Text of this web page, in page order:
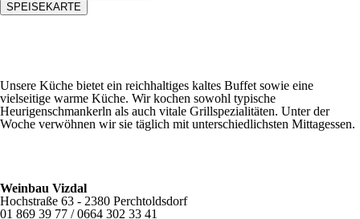
SPEISEKARTE
Unsere Küche bietet ein reichhaltiges kaltes Buffet sowie eine
vielseitige warme Küche. Wir kochen sowohl typische
Heurigenschmankerln als auch vitale Grillspezialitäten. Unter der
Woche verwöhnen wir sie täglich mit unterschiedlichsten Mittagessen.
Weinbau Vizdal
Hochstraße 63 - 2380 Perchtoldsdorf
01 869 39 77 /0664 302 33 41